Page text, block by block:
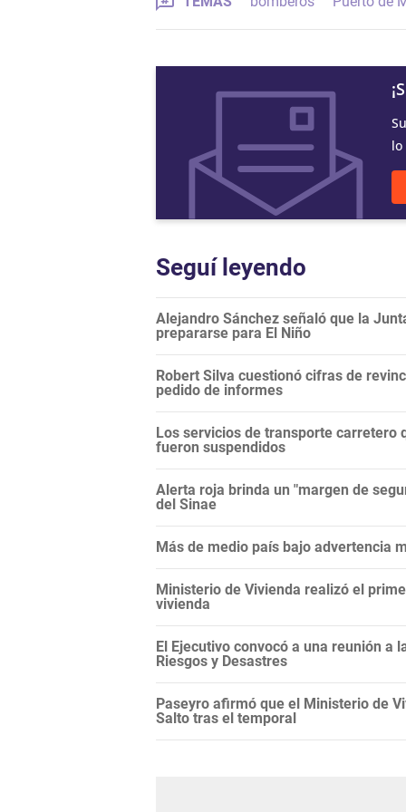
Seguí leyendo
Alejandro Sánchez señaló que la
prepararse para El Niño
Robert Silva cuestionó cifras de
pedido de informes
Los servicios de transporte
fueron suspendidos
Alerta roja brinda un "margen de
del Sinae
Más de medio país bajo advertencia
Ministerio de Vivienda realizó el
vivienda
El Ejecutivo convocó a una reunión a
Riesgos y Desastres
Paseyro afirmó que el Ministerio de
Salto tras el temporal